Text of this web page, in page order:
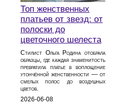
Топ женственных
платьев от звезд: от
полоски до
цветочного шелеста
Стилист Ольга Родина отобрала
образцы, где каждая знаменитость
превратила платье в воплощение
утончённой женственности — от
смелых полос до воздушных
цветов.
2026-06-08